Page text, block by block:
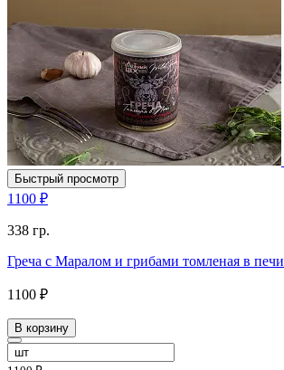
Быстрый просмотр
1100 ₽
338 гр.
Греча с Маралом и грибами томленая в печи
1100 ₽
В корзину